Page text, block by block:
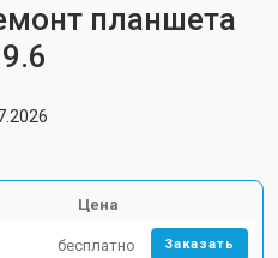
планшета
Цена
бесплатно Заказать